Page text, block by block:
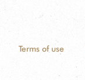
Terms of use